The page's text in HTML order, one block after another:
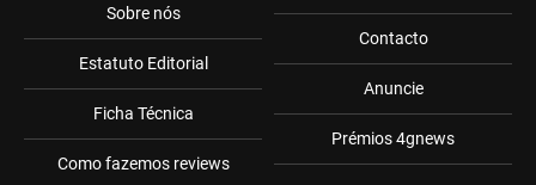
Sobre nós
Estatuto Editorial
Ficha Técnica
Como fazemos reviews
Contacto
Anuncie
Prémios 4gnews